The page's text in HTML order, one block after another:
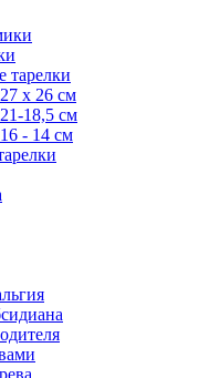
тарелки
х 26 см
18,5 см
- 14 см